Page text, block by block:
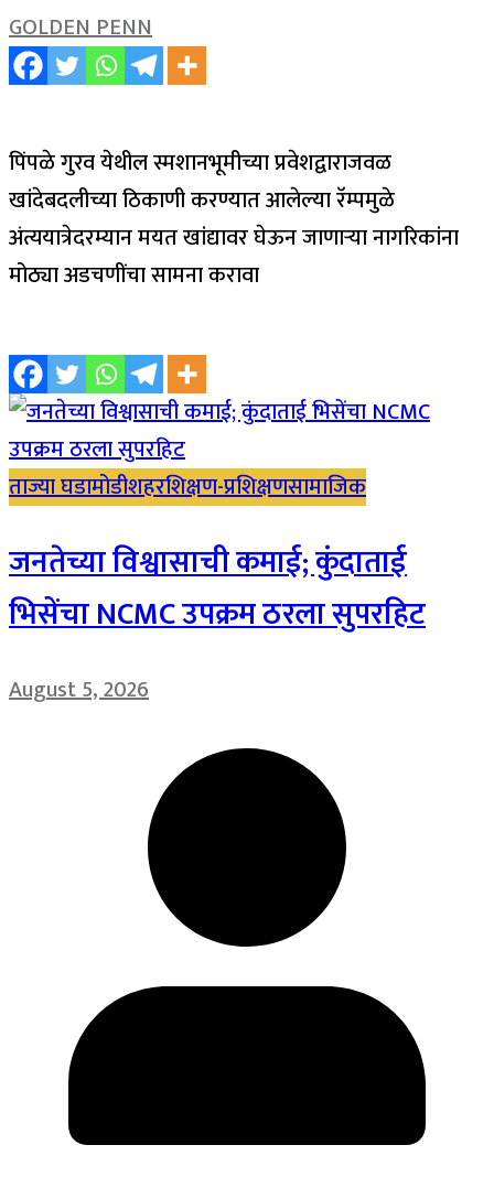
GOLDEN PENN
पिंपळे गुरव येथील स्मशानभूमीच्या प्रवेशद्वाराजवळ
खांदेबदलीच्या ठिकाणी करण्यात आलेल्या रॅम्पमुळे
अंत्ययात्रेदरम्यान मयत खांद्यावर घेऊन जाणाऱ्या नागरिकांना
मोठ्या अडचणींचा सामना करावा
ताज्या घडामोडीशहरशिक्षण-प्रशिक्षणसामाजिक
जनतेच्या विश्वासाची कमाई; कुंदाताई
भिसेंचा NCMC उपक्रम ठरला सुपरहिट
August 5, 2026